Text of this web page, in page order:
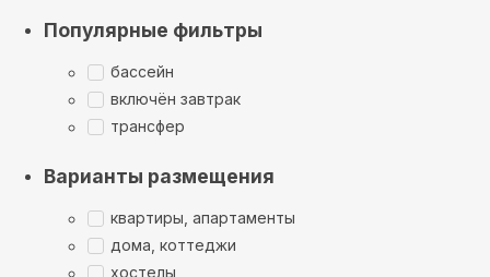
Популярные фильтры
бассейн
включён завтрак
трансфер
Варианты размещения
квартиры, апартаменты
дома, коттеджи
хостелы